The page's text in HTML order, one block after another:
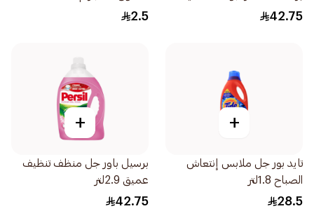
2.9لتر
42.75
2.5
+
تايد بور جل ملابس إنتعاش
الصباح 1.8لتر
28.5
+
برسيل باور جل منظف تنظيف
عميق 2.9لتر
42.75